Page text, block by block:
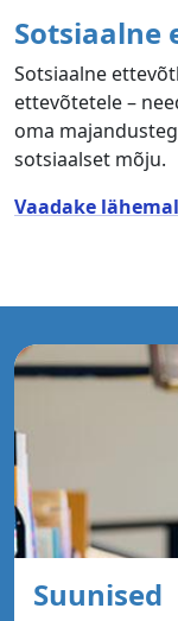
Sotsiaalne
Sotsiaalne
ettevõtetele –
oma
sotsiaalset mõju.
Vaadake
Suunised